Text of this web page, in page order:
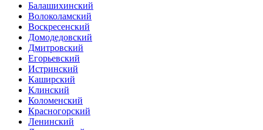
Балашихинский
Волоколамский
Воскресенский
Домодедовский
Дмитровский
Егорьевский
Истринский
Каширский
Клинский
Коломенский
Красногорский
Ленинский